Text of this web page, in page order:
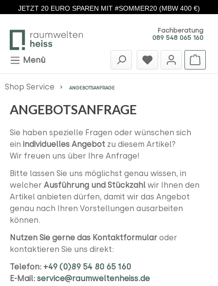
Zum Hauptinhalt springen
JETZT 20 EURO SPAREN MIT #SOMMER20 (MBW 400 €)
Fachberatung
089 548 065 160
Menü
Shop Service ANGEBOTSANFRAGE
ANGEBOTSANFRAGE
Sie haben spezielle Fragen oder wünschen sich
ein individuelles Angebot zu diesem Artikel?
Wir freuen uns über Ihre Anfrage!
Bitte lassen Sie uns möglichst genau wissen, in
welcher Ausführung und Stückzahl wir Ihnen den
Artikel anbieten dürfen, damit wir das Angebot
genau nach Ihren Vorstellungen ausarbeiten
können.
Nutzen Sie gerne das Kontaktformular oder
kontaktieren Sie uns direkt:
Telefon: +49 (0)89 54 80 65 160
E-Mail: service@raumweltenheiss.de